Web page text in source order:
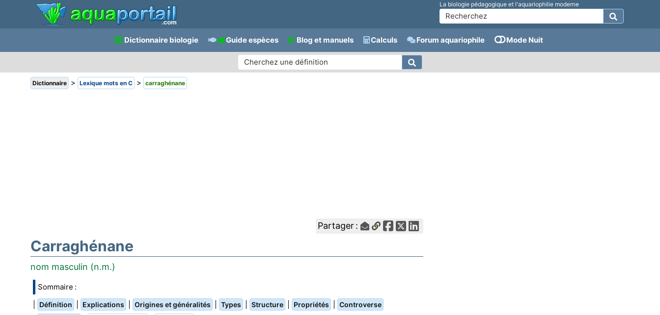
La biologie pédagogique et l'aquariophilie moderne
Dictionnaire biologie Guide espèces Blog et manuels Calculs Forum aquariophile Mode Nuit
Dictionnaire > Lexique mots en C > carraghénane
Partager :
Carraghénane
nom masculin (n.m.)
Sommaire :
Définition Explications Origines et généralités Types Structure Propriétés Controverse